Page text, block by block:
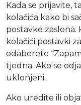
Kada se prijavite,
kolačića kako bi
postavke zaslona.
kolačići postavki
odaberete
tjedna. Ako se
uklonjeni.
Ako uredite ili